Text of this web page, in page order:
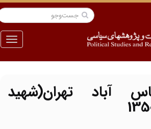
منو
آباد تهران(شهید